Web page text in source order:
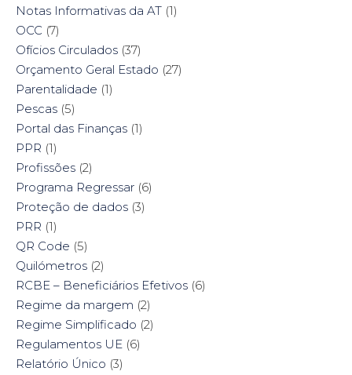
Notas Informativas da AT (1)
OCC (7)
Ofícios Circulados (37)
Orçamento Geral Estado (27)
Parentalidade (1)
Pescas (5)
Portal das Finanças (1)
PPR (1)
Profissões (2)
Programa Regressar (6)
Proteção de dados (3)
PRR (1)
QR Code (5)
Quilómetros (2)
RCBE – Beneficiários Efetivos (6)
Regime da margem (2)
Regime Simplificado (2)
Regulamentos UE (6)
Relatório Único (3)